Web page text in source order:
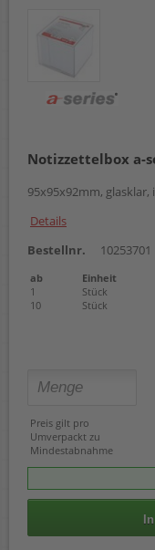
Notizzettelbox a-
95x95x92mm,
Details
Bestellnr.
10253701
ab Einheit
1
Stück
10
Stück
Preis gilt pro
Umverpackt zu
Mindestabnahme